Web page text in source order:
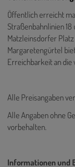
Öffentlich erreicht
Straßenbahnlinien
Matzleinsdorfer
Margaretengürtel
Erreichbarkeit an die
Alle Preisangaben
Alle Angaben ohne
vorbehalten.
Informationen und